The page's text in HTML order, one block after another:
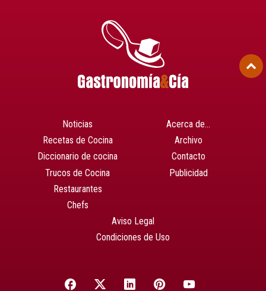
Noticias
Recetas de Cocina
Diccionario de cocina
Trucos de Cocina
Restaurantes
Chefs
Acerca de…
Archivo
Contacto
Publicidad
Aviso Legal
Condiciones de Uso